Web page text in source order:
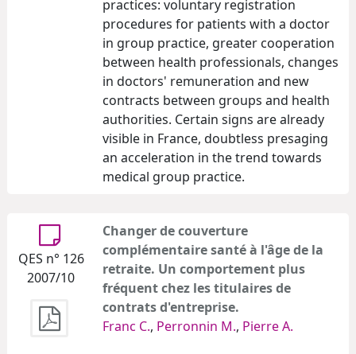
practices: voluntary registration
procedures for patients with a doctor
in group practice, greater cooperation
between health professionals, changes
in doctors' remuneration and new
contracts between groups and health
authorities. Certain signs are already
visible in France, doubtless presaging
an acceleration in the trend towards
medical group practice.
QES n° 126
2007/10
Changer de couverture
complémentaire santé à l'âge de la
retraite. Un comportement plus
fréquent chez les titulaires de
contrats d'entreprise.
Franc C., Perronnin M., Pierre A.